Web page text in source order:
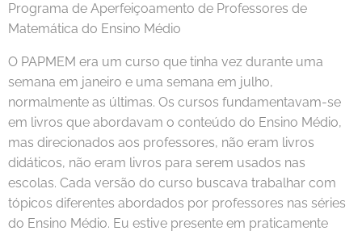
Programa de Aperfeiçoamento de Professores de
Matemática do Ensino Médio
O PAPMEM era um curso que tinha vez durante uma
semana em janeiro e uma semana em julho,
normalmente as últimas. Os cursos fundamentavam-se
em livros que abordavam o conteúdo do Ensino Médio,
mas direcionados aos professores, não eram livros
didáticos, não eram livros para serem usados nas
escolas. Cada versão do curso buscava trabalhar com
tópicos diferentes abordados por professores nas séries
do Ensino Médio. Eu estive presente em praticamente